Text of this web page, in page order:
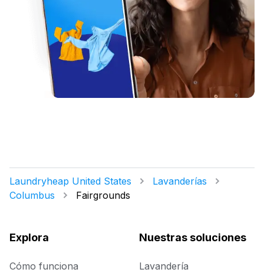
Laundryheap United States
Lavanderías
Columbus
Fairgrounds
Explora
Cómo funciona
Nuestras soluciones
Lavandería